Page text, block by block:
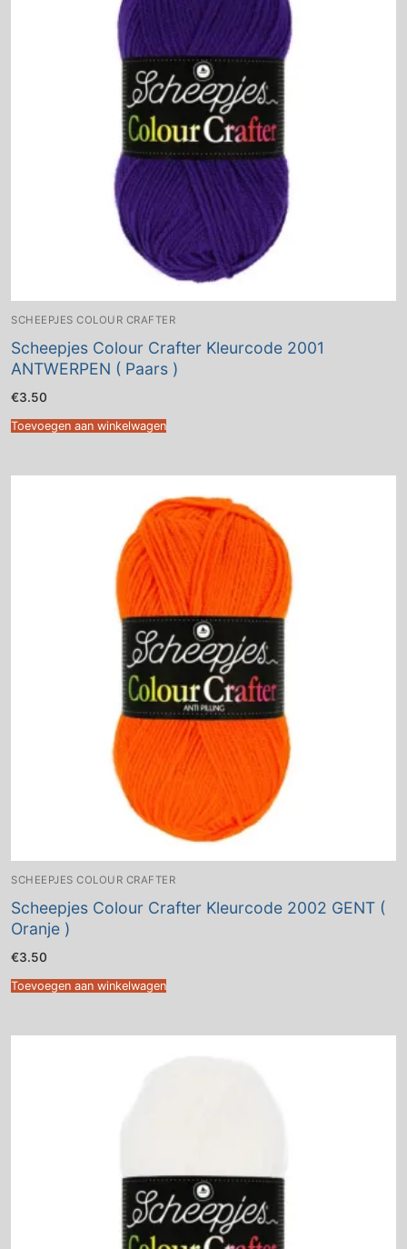
SCHEEPJES COLOUR CRAFTER
Scheepjes Colour Crafter Kleurcode 2001
ANTWERPEN ( Paars )
€3.50
Toevoegen aan winkelwagen
SCHEEPJES COLOUR CRAFTER
Scheepjes Colour Crafter Kleurcode 2002 GENT (
Oranje )
€3.50
Toevoegen aan winkelwagen